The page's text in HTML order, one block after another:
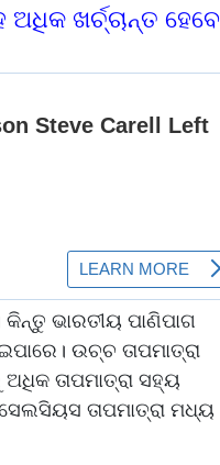
ଅଧିକ ଖର୍ଚ୍ଚାନ୍ତ ହେବେ
ଭାରତୀୟ ପାଣିପାଗ
ଉଚ୍ଚ ତାପମାତ୍ରା
ତାପମାତ୍ରା ସହ୍ୟ
ତାପମାତ୍ରା ମଧ୍ୟ